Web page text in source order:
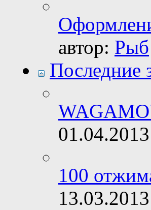
автор: Рыб
Последние
01.04.2013
100
13.03.2013